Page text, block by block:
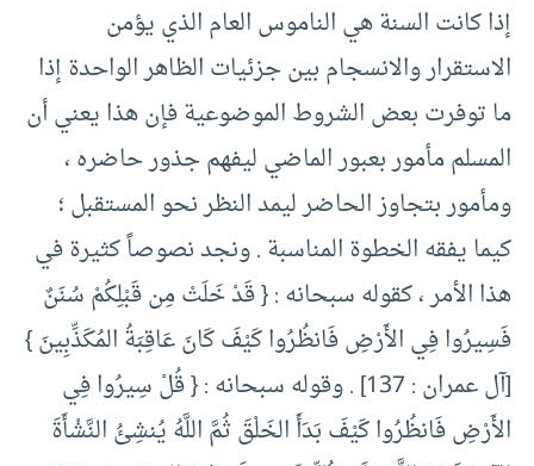
إذا كانت السنة هي الناموس العام الذي يؤمن
الاستقرار والانسجام بين جزئيات الظاهر الواحدة إذا
ما توفرت بعض الشروط الموضوعية فإن هذا يعني أن
المسلم مأمور بعبور الماضي ليفهم جذور حاضره ،
ومأمور بتجاوز الحاضر ليمد النظر نحو المستقبل ؛
كيما يفقه الخطوة المناسبة . ونجد نصوصاً كثيرة في
هذا الأمر ، كقوله سبحانه : { قَدْ خَلَتْ مِن قَبْلِكُمْ سُنَنٌ
فَسِيرُوا فِي الأَرْضِ فَانظُرُوا كَيْفَ كَانَ عَاقِبَةُ المُكَذِّبِينَ }
[آل عمران : 137] . وقوله سبحانه : { قُلْ سِيرُوا فِي
الأَرْضِ فَانظُرُوا كَيْفَ بَدَأَ الخَلْقَ ثُمَّ اللَّهُ يُنشِئُ النَّشْأَةَ